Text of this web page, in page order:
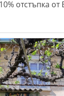
отстъпка от